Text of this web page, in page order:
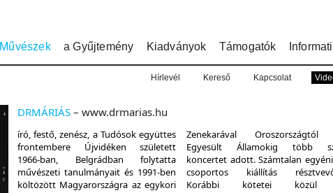
Művészek a Gyűjtemény Kiadványok Támogatók
Hírlevél Kereső Kapcsolat
DRMÁRIÁS – www.drmarias.hu
író, festő, zenész, a Tudósok együttes
frontembere Újvidéken született
1966-ban, Belgrádban folytatta
művészeti tanulmányait és 1991-ben
költözött Magyarországra az egykori
Zenekarával Oroszországtól
Egyesült Államokig több
koncertet adott. Számtalan
csoportos kiállítás
Korábbi kötetei